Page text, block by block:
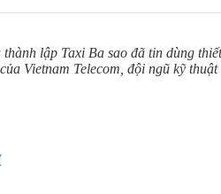
lập Taxi Ba sao đã tin dùng
Vietnam Telecom, đội ngũ kỹ